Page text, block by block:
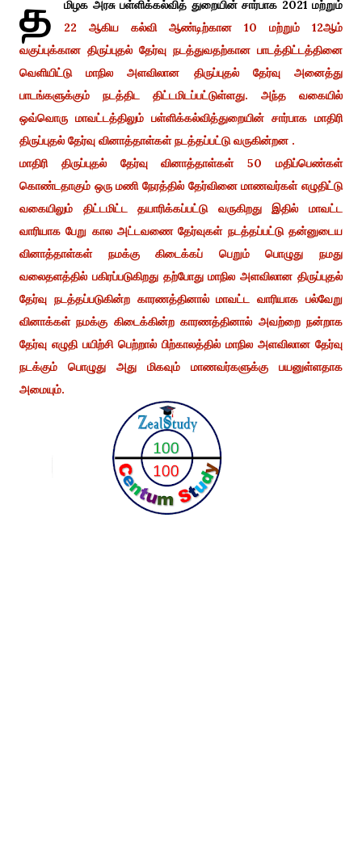
த
மிழக அரசு பள்ளிக்கல்வித் துறையின் சார்பாக 2021 மற்றும்
22 ஆகிய கல்வி ஆண்டிற்கான 10 மற்றும் 12ஆம்
வகுப்புக்கான திருப்புதல் தேர்வு நடத்துவதற்கான பாடத்திட்டத்தினை
வெளியிட்டு மாநில அளவிலான திருப்புதல் தேர்வு அனைத்து
பாடங்களுக்கும் நடத்திட திட்டமிடப்பட்டுள்ளது. அந்த வகையில்
ஒவ்வொரு மாவட்டத்திலும் பள்ளிக்கல்வித்துறையின் சார்பாக மாதிரி
திருப்புதல் தேர்வு வினாத்தாள்கள் நடத்தப்பட்டு வருகின்றன .
மாதிரி திருப்புதல் தேர்வு வினாத்தாள்கள் 50 மதிப்பெண்கள்
கொண்டதாகும் ஒரு மணி நேரத்தில் தேர்வினை மாணவர்கள் எழுதிட்டு
வகையிலும் திட்டமிட்ட தயாரிக்கப்பட்டு வருகிறது இதில் மாவட்ட
வாரியாக பேறு கால அட்டவணை தேர்வுகள் நடத்தப்பட்டு தன்னுடைய
வினாத்தாள்கள் நமக்கு கிடைக்கப் பெறும் பொழுது நமது
வலைதளத்தில் பகிரப்படுகிறது தற்போது மாநில அளவிலான திருப்புதல்
தேர்வு நடத்தப்படுகின்ற காரணத்தினால் மாவட்ட வாரியாக பல்வேறு
வினாக்கள் நமக்கு கிடைக்கின்ற காரணத்தினால் அவற்றை நன்றாக
தேர்வு எழுதி பயிற்சி பெற்றால் பிற்காலத்தில் மாநில அளவிலான தேர்வு
நடக்கும் பொழுது அது மிகவும் மாணவர்களுக்கு பயனுள்ளதாக
அமையும்.